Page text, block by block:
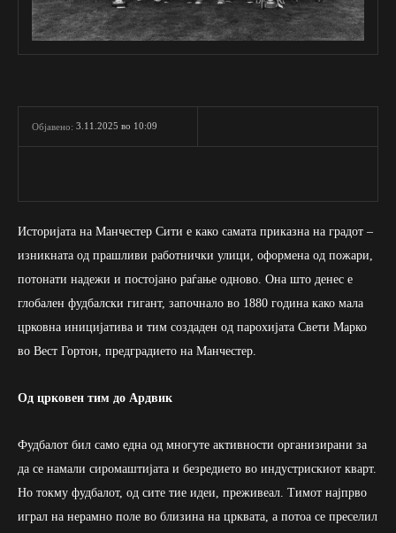
Објавено: 3.11.2025 во 10:09
Историјата на Манчестер Сити е како самата приказна на градот –
изникната од прашливи работнички улици, оформена од пожари,
потонати надежи и постојано раѓање одново. Она што денес е
глобален фудбалски гигант, започнало во 1880 година како мала
црковна иницијатива и тим создаден од парохијата Свети Марко
во Вест Гортон, предградието на Манчестер.
Од црковен тим до Ардвик
Фудбалот бил само една од многуте активности организирани за
да се намали сиромаштијата и безредието во индустрискиот кварт.
Но токму фудбалот, од сите тие идеи, преживеал. Тимот најпрво
играл на нерамно поле во близина на црквата, а потоа се преселил